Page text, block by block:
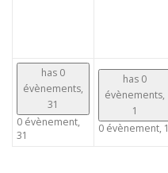
has 0
évènements,
31
0 évènement,
31
has 0
évènements,
1
0 évènement, 1